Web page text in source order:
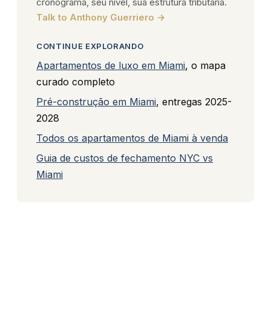
Talk to Anthony Guerriero →
CONTINUE EXPLORANDO
Apartamentos de luxo em Miami, o mapa
curado completo
Pré-construção em Miami, entregas 2025-
2028
Todos os apartamentos de Miami à venda
Guia de custos de fechamento NYC vs
Miami